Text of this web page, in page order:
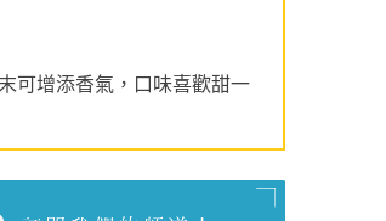
可增添香氣，口味喜歡甜一